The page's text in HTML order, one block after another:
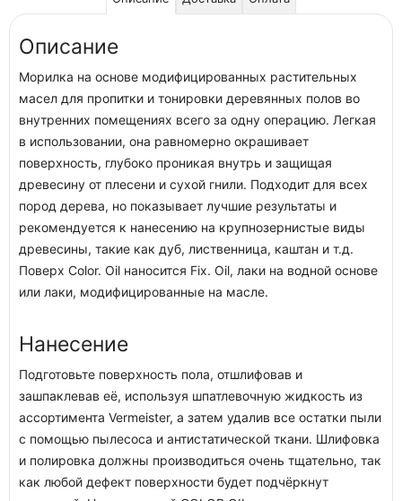
Описание
Морилка на основе модифицированных растительных
масел для пропитки и тонировки деревянных полов во
внутренних помещениях всего за одну операцию. Легкая
в использовании, она равномерно окрашивает
поверхность, глубоко проникая внутрь и защищая
древесину от плесени и сухой гнили. Подходит для всех
пород дерева, но показывает лучшие результаты и
рекомендуется к нанесению на крупнозернистые виды
древесины, такие как дуб, лиственница, каштан и т.д.
Поверх Color. Oil наносится Fix. Oil, лаки на водной основе
или лаки, модифицированные на масле.
Нанесение
Подготовьте поверхность пола, отшлифовав и
зашпаклевав её, используя шпатлевочную жидкость из
ассортимента Vermeister, а затем удалив все остатки пыли
с помощью пылесоса и антистатической ткани. Шлифовка
и полировка должны производиться очень тщательно, так
как любой дефект поверхности будет подчёркнут